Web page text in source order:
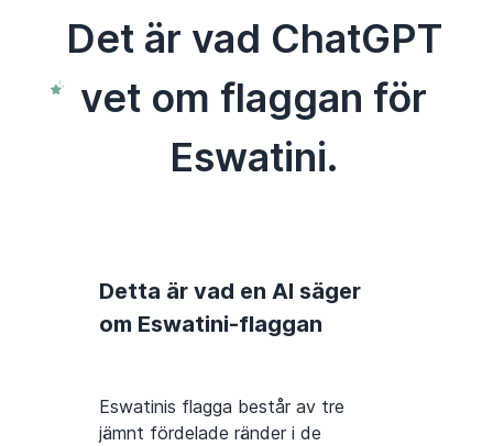
Det är vad ChatGPT
vet om flaggan för
Eswatini.
Detta är vad en AI säger
om Eswatini-flaggan
Eswatinis flagga består av tre
jämnt fördelade ränder i de